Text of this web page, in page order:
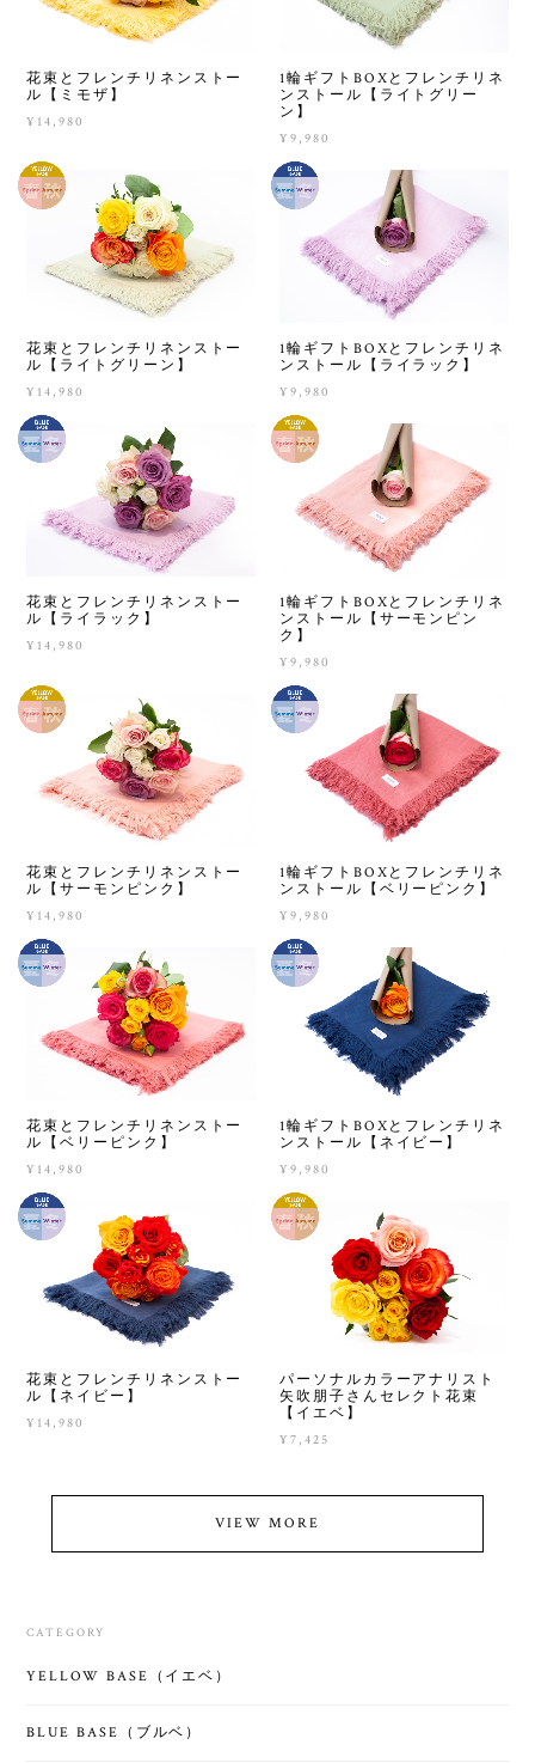
花束とフレンチリネンストー
ル【ミモザ】
¥14,980
1輪ギフトBOXとフレンチリネ
ンストール【ライトグリー
ン】
¥9,980
花束とフレンチリネンストー
ル【ライトグリーン】
¥14,980
1輪ギフトBOXとフレンチリネ
ンストール【ライラック】
¥9,980
花束とフレンチリネンストー
ル【ライラック】
¥14,980
1輪ギフトBOXとフレンチリネ
ンストール【サーモンピン
ク】
¥9,980
花束とフレンチリネンストー
ル【サーモンピンク】
¥14,980
1輪ギフトBOXとフレンチリネ
ンストール【ベリーピンク】
¥9,980
花束とフレンチリネンストー
ル【ベリーピンク】
¥14,980
1輪ギフトBOXとフレンチリネ
ンストール【ネイビー】
¥9,980
花束とフレンチリネンストー
ル【ネイビー】
¥14,980
パーソナルカラーアナリスト
矢吹朋子さんセレクト花束
【イエベ】
¥7,425
VIEW MORE
CATEGORY
YELLOW BASE（イエベ）
BLUE BASE（ブルベ）